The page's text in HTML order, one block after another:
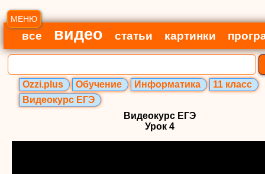
МЕНЮ
все видео статьи картинки
Ozzi.plus Обучение Информатика
11 класс
Видеокурс ЕГЭ
Видеокурс ЕГЭ
Урок 4